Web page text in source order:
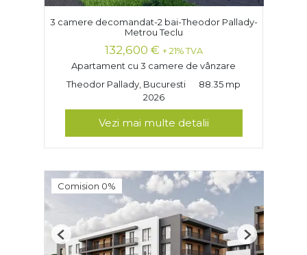
3 camere decomandat-2 bai-Theodor Pallady-
Metrou Teclu
132,600 € + 21% TVA
Apartament cu 3 camere de vânzare
Theodor Pallady, Bucuresti
88.35 mp
2026
Vezi mai multe detalii
Comision 0%
Previous Next